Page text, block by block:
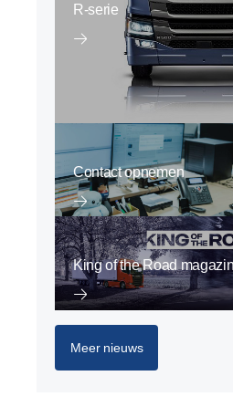
R-serie
Contact opnemen
King of the Road
Meer nieuws